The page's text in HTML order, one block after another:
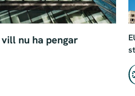
nu ha pengar